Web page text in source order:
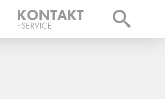
KONTAKT
+SERVICE